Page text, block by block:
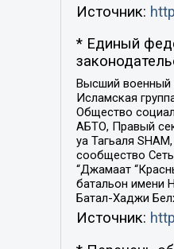
Источник:
* Единый
Высший военный
Исламская
Общество
АБТО, Правый
уа Тагьаля
сообщество
“Джамаат
батальон имени
Батал-Хаджи
Источник: